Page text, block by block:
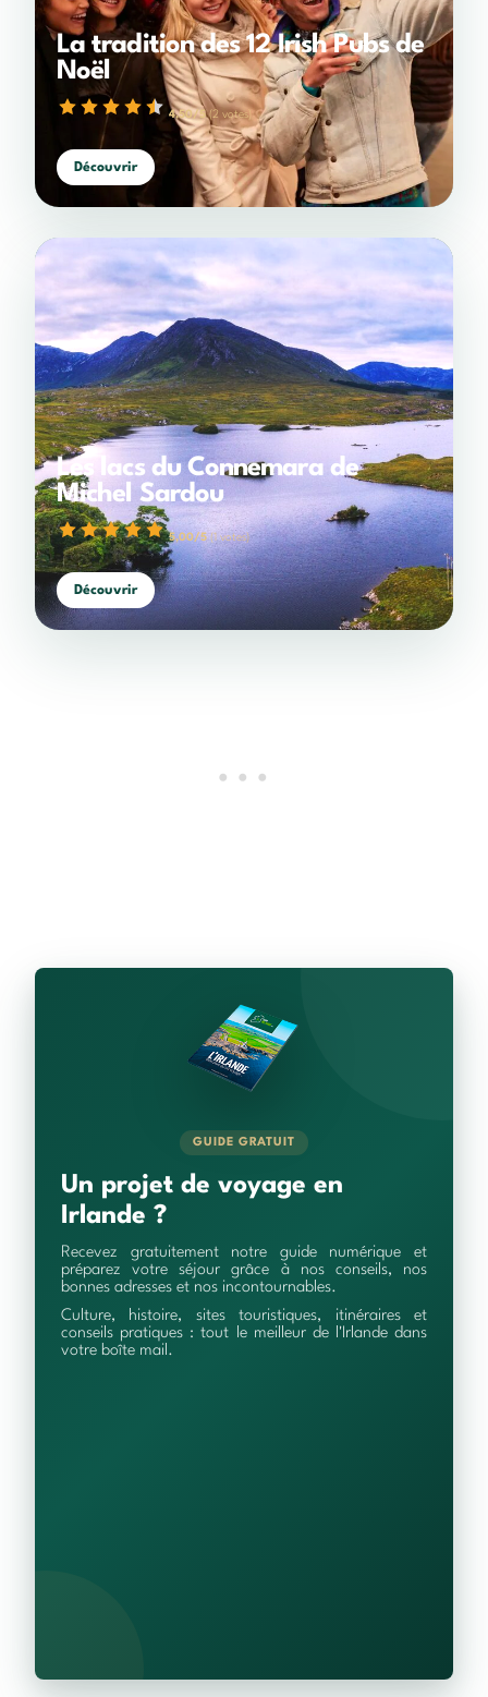
La tradition des 12 Irish Pubs de
Noël
5 étoiles
3 étoiles
2 étoiles
4,50/5(2 votes)
Découvrir
Les lacs du Connemara de
Michel Sardou
5 étoiles
4 étoiles
3 étoiles
2 étoiles
1 étoile
5,00/5(1 votes)
Découvrir
GUIDE GRATUIT
Un projet de voyage en
Irlande ?
Recevez gratuitement notre guide numérique et
préparez votre séjour grâce à nos conseils, nos
bonnes adresses et nos incontournables.
Culture, histoire, sites touristiques, itinéraires et
conseils pratiques : tout le meilleur de l'Irlande dans
votre boîte mail.